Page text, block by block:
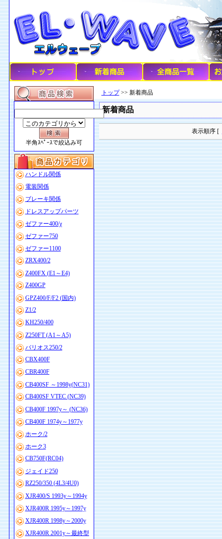
半角ｽﾍﾟｰｽで絞込み可
ハンドル関係
電装関係
ブレーキ関係
ドレスアップパーツ
ゼファー400/χ
ゼファー750
ゼファー1100
ZRX400/2
Z400FX (E1～E4)
Z400GP
GPZ400/F/F2 (国内)
Z1/2
KH250/400
Z250FT (A1～A5)
バリオス250/2
CBX400F
CBR400F
CB400SF ～1998y(NC31)
CB400SF VTEC (NC39)
CB400F 1997y～ (NC36)
CB400F 1974y～1977y
ホーク/2
ホーク3
CB750F(RC04)
ジェイド250
RZ250/350 (4L3/4U0)
XJR400/S 1993y～1994y
XJR400R 1995y～1997y
XJR400R 1998y～2000y
XJR400R 2001y～最終型
トップ>> 新着商品
新着商品
表示順序 [